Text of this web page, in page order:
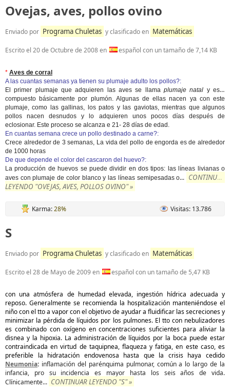
Ovejas, aves, pollos ovino
Enviado por Programa Chuletas y clasificado en Matemáticas
Escrito el 20 de Octubre de 2008en español con un tamaño de 7,14 KB
* Aves de corral
A las cuantas semanas ya tienen su plumaje adulto los pollos?:
El primer plumaje que adquieren las aves se llama plumaje natal y está
compuesto básicamente por plumón. Algunas de ellas nacen ya con este
plumaje, como las gallinas, los patos y las gaviotas, mientras que algunos
pollos nacen desnudos y lo adquieren unos pocos días después de
eclosionar. Este proceso se alcanza e 21- 28 días de edad.
En cuantas semana crece un pollo destinado a carne?:
Crece alrededor de 3 semanas, La vida del pollo de engorda es de alrededor
de 1000 horas
De que depende el color del cascaron del huevo?:
La producción de huevos se puede dividir en dos tipos: las líneas livianas o
aves con plumaje de color blanco y las líneas semipesadas o... CONTINUAR
LEYENDO "OVEJAS, AVES, POLLOS OVINO" »
Karma:28% Visitas: 13.786
S
Enviado por Programa Chuletas y clasificado en Matemáticas
Escrito el 28 de Mayo de 2009en español con un tamaño de 5,47 KB
con una atmósfera de humedad elevada, ingestión hídrica adecuada y
reposo. Generalmente se recomienda la hospitalización manteniéndose el
niño con el tto a vapor con el objetivo de ayudar a fluidificar las secreciones y
minimizar la pérdida de líquidos por los pulmones. El tto con nebulizadores
es combinado con oxígeno en concentraciones suficientes para aliviar la
disnea y la hipoxia. La administración de líquidos por la boca puede estar
contraindicada en virtud de taquipnea, flaqueza y fatiga, en este caso, es
preferible la hidratación endovenosa hasta que la crisis haya cedido
Neumonia: inflamación del parénquima pulmonar, común a lo largo de la
infancia, pro su incidencia es mayor hasta los seis años de vida.
Clínicamente... CONTINUAR LEYENDO "S" »